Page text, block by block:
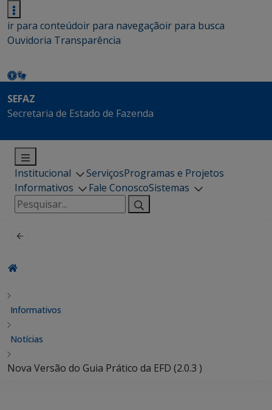
ir para conteúdoir para navegaçãoir para busca
Ouvidoria Transparência
SEFAZ
Secretaria de Estado de Fazenda
Institucional ServiçosProgramas e Projetos
Informativos
Fale ConoscoSistemas
Pesquisar
por:
Informativos
Notícias
Nova Versão do Guia Prático da EFD (2.0.3 )